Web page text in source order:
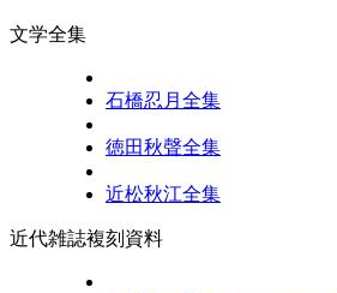
文学全集
石橋忍月全集
徳田秋聲全集
近松秋江全集
近代雑誌複刻資料